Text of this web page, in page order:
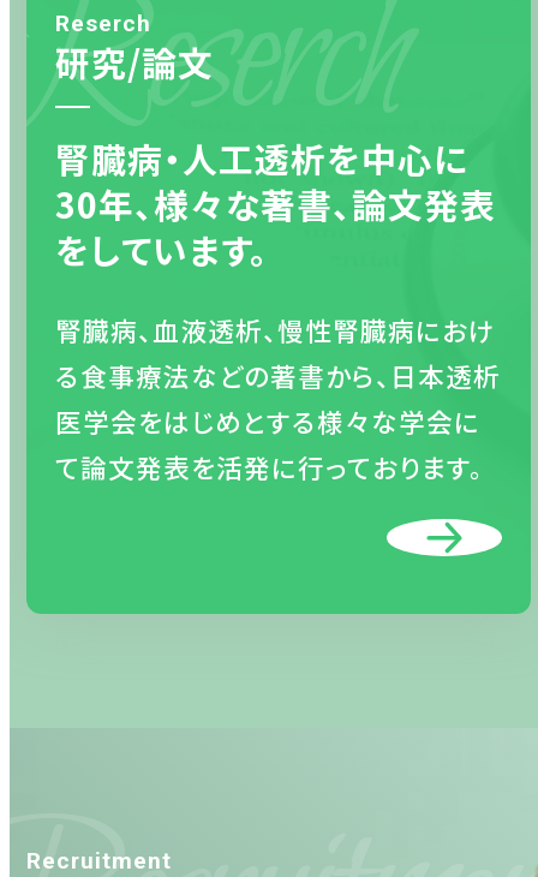
Reserch
研究/論文
腎臓病・人工透析を中心に
30年、様々な著書、論文発表
をしています。
腎臓病、血液透析、慢性腎臓病におけ
る食事療法などの著書から、日本透析
医学会をはじめとする様々な学会に
て論文発表を活発に行っております。
Recruitment